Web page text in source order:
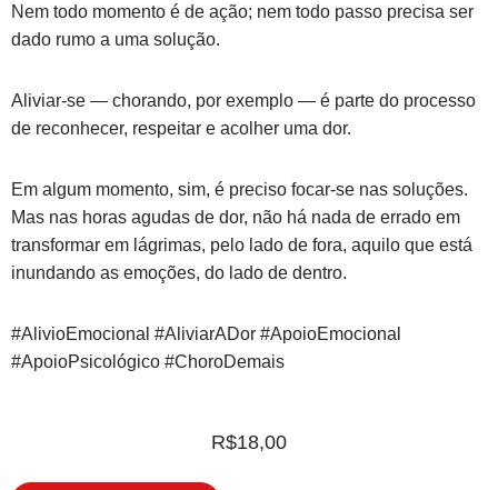
Nem todo momento é de ação; nem todo passo precisa ser
dado rumo a uma solução.
Aliviar-se — chorando, por exemplo — é parte do processo
de reconhecer, respeitar e acolher uma dor.
Em algum momento, sim, é preciso focar-se nas soluções.
Mas nas horas agudas de dor, não há nada de errado em
transformar em lágrimas, pelo lado de fora, aquilo que está
inundando as emoções, do lado de dentro.
#AlivioEmocional #AliviarADor #ApoioEmocional
#ApoioPsicológico #ChoroDemais
R$18,00